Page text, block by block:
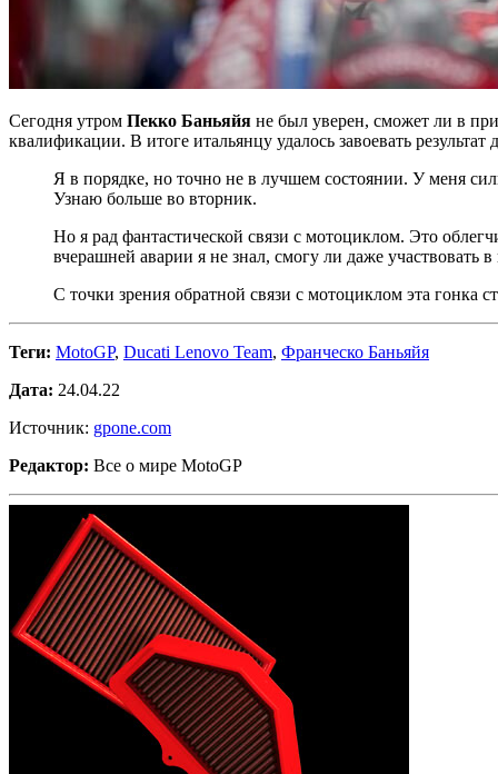
Сегодня утром Пекко Баньяйя не был уверен, сможет ли в
квалификации. В итоге итальянцу удалось завоевать
Я в порядке, но точно не в лучшем состоянии. У меня
Узнаю больше во вторник.
Но я рад фантастической связи с мотоциклом. Это
вчерашней аварии я не знал, смогу ли даже участвовать
С точки зрения обратной связи с мотоциклом эта гонка
Теги: MotoGP, Ducati Lenovo Team, Франческо Баньяйя
Дата: 24.04.22
Источник: gpone.com
Редактор: Все о мире MotoGP